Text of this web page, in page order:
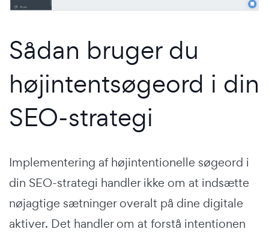
Sådan bruger du
højintentsøgeord i din
SEO-strategi
Implementering af højintentionelle søgeord i
din SEO-strategi handler ikke om at indsætte
nøjagtige sætninger overalt på dine digitale
aktiver. Det handler om at forstå intentionen